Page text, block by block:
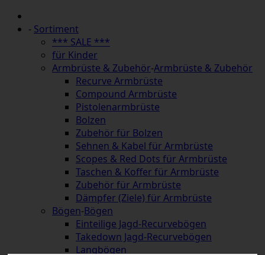
- Sortiment
*** SALE ***
für Kinder
Armbrüste & Zubehör-Armbrüste & Zubehör
Recurve Armbrüste
Compound Armbrüste
Pistolenarmbrüste
Bolzen
Zubehör für Bolzen
Sehnen & Kabel für Armbrüste
Scopes & Red Dots für Armbrüste
Taschen & Koffer für Armbrüste
Zubehör für Armbrüste
Dämpfer (Ziele) für Armbrüste
Bögen-Bögen
Einteilige Jagd-Recurvebögen
Takedown Jagd-Recurvebögen
Langbögen